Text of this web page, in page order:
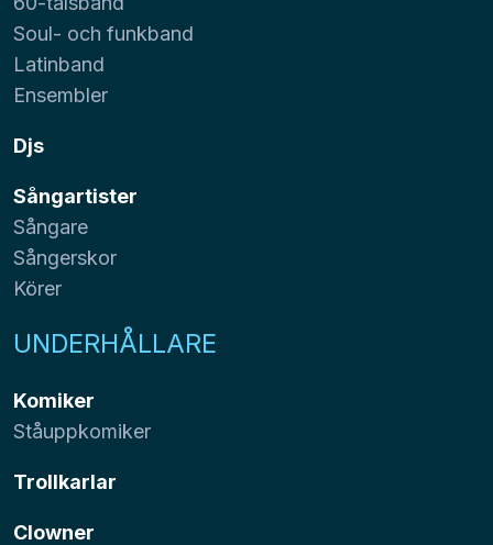
Soul- och funkband
Latinband
Ensembler
Djs
Sångartister
Sångare
Sångerskor
Körer
UNDERHÅLLARE
Komiker
Ståuppkomiker
Trollkarlar
Clowner